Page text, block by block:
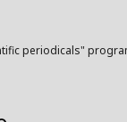
periodicals"